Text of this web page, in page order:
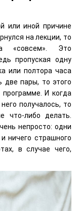
или иной причине
на лекции, то
«совсем». Это
пропуская одну
или полтора часа
две пары, то этого
И когда
получалось, то
что-либо делать.
непросто: одни
ничего страшного
в случае чего,